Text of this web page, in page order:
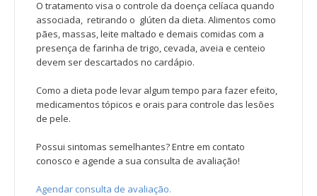
O tratamento visa o controle da doença celíaca quando
associada, retirando o glúten da dieta. Alimentos como
pães, massas, leite maltado e demais comidas com a
presença de farinha de trigo, cevada, aveia e centeio
devem ser descartados no cardápio.
Como a dieta pode levar algum tempo para fazer efeito,
medicamentos tópicos e orais para controle das lesões
de pele.
Possui sintomas semelhantes? Entre em contato
conosco e agende a sua consulta de avaliação!
Agendar consulta de avaliação.